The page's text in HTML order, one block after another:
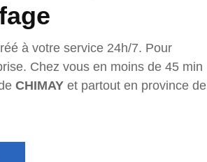
à votre service 24h/7. Pour
Chez vous en moins de 45 min
CHIMAY et partout en province de